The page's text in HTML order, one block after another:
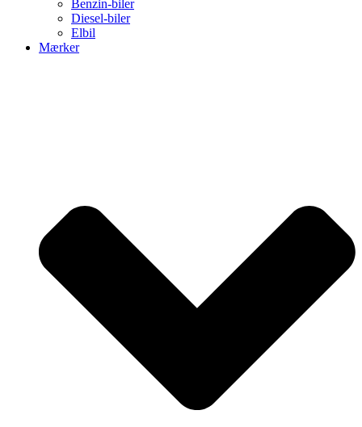
Benzin-biler
Diesel-biler
Elbil
Mærker